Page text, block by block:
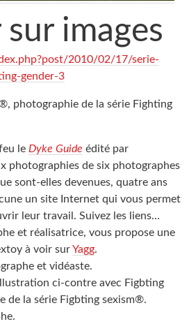
sur images
2010/02/17/serie-
gender-3
photographie de la série Fighting
le Dyke Guide édité par
photographies de six photographes
sont-elles devenues, quatre ans
un site Internet qui vous permet
leur travail. Suivez les liens…
et réalisatrice, vous propose une
à voir surYagg.
et vidéaste.
ci-contre avec Figbting
de la série Figbting sexism®.